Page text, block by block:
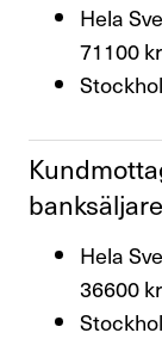
Hela
71100
Hela
36600